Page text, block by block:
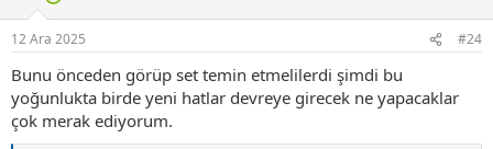
12 Ara 2025 #24
Bunu önceden görüp set temin etmelilerdi şimdi bu
yoğunlukta birde yeni hatlar devreye girecek ne yapacaklar
çok merak ediyorum.